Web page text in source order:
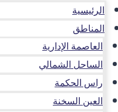
الرئيسية
المناطق
العاصمة الإدارية
الساحل الشمالي
راس الحكمة
العين السخنة